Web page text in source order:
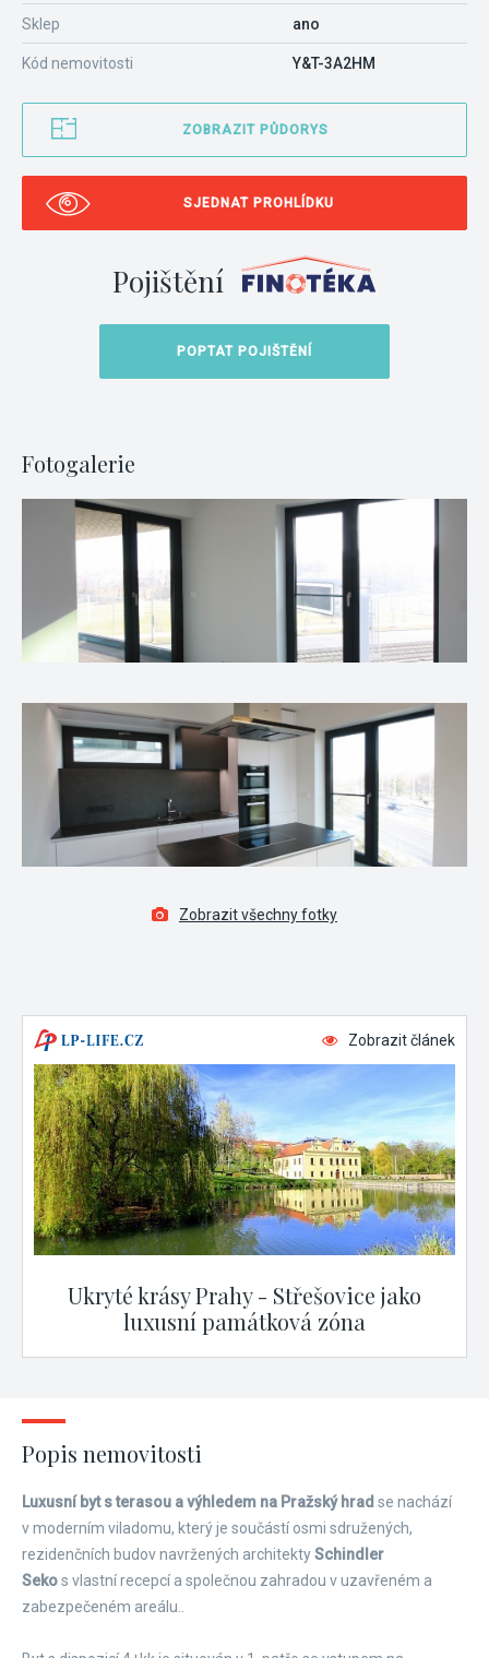
Sklep ano
Kód nemovitosti Y&T-3A2HM
ZOBRAZIT PŮDORYS
SJEDNAT PROHLÍDKU
Pojištění
POPTAT POJIŠTĚNÍ
Fotogalerie
Zobrazit všechny fotky
Zobrazit článek
Ukryté krásy Prahy - Střešovice jako
luxusní památková zóna
Popis nemovitosti
Luxusní byt s terasou a výhledem na Pražský hrad se nachází
v moderním viladomu, který je součástí osmi sdružených,
rezidenčních budov navržených architektySchindler
Sekos vlastní recepcí a společnou zahradou v uzavřeném a
zabezpečeném areálu..